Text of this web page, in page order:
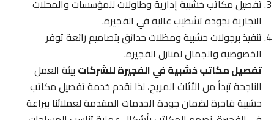
تفصيل مكاتب خشبية إدارية وطاولات للمؤسسات والمحلات
التجارية بجودة تشطيب عالية في الفجيرة.
تنفيذ برجولات خشبية ومظلات حدائق بتصاميم رائعة توفر
الخصوصية والجمال لمنازل الفجيرة.
تفصيل مكاتب خشبية في الفجيرة للشركاتبيئة العمل
الناجحة تبدأ من الأثاث المريح، لذا نقدم خدمة تفصيل مكاتب
خشبية فاخرة لضمان جودة الخدمات المقدمة لعملائنا ببراعة